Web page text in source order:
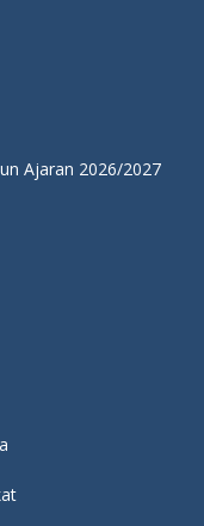
Ajaran 2026/2027